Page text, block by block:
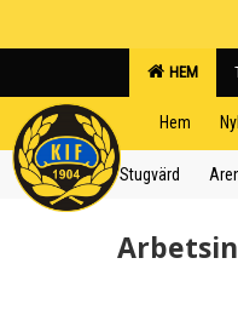
HEM
Hem
Stugvärd